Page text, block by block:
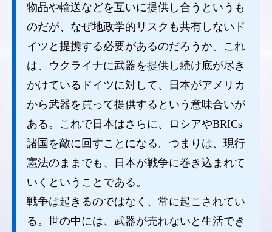
物品や輸送などを互いに提供し合うというも
のだが、なぜ地政学的リスクも共有しないド
イツと提携する必要があるのだろうか。これ
は、ウクライナに武器を提供し続け底が尽き
かけているドイツに対して、日本がアメリカ
から武器を買って提供するという意味合いが
ある。これで日本はさらに、ロシアやBRICs
諸国を敵に回すことになる。つまりは、現行
憲法のままでも、日本が戦争に巻き込まれて
いくということである。
戦争は起きるのではなく、常に起こされてい
る。世の中には、武器が売れないと生活でき